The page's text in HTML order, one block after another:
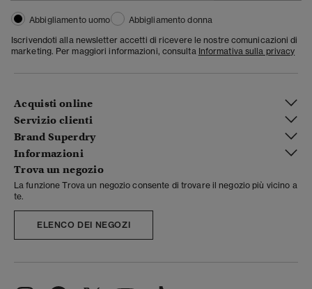
Abbigliamento uomo
Abbigliamento donna
Iscrivendoti alla newsletter accetti di ricevere le nostre comunicazioni di
marketing. Per maggiori informazioni, consulta Informativa sulla privacy
Acquisti online
Servizio clienti
Brand Superdry
Informazioni
Trova un negozio
La funzione Trova un negozio consente di trovare il negozio più vicino a
te.
ELENCO DEI NEGOZI